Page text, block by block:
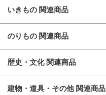
いきもの 関連商品
のりもの 関連商品
歴史・文化 関連商品
建物・道具・その他 関連商品